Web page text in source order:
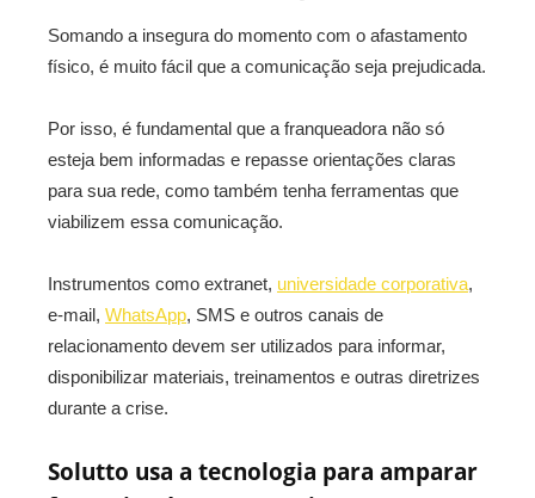
Somando a insegura do momento com o afastamento
físico, é muito fácil que a comunicação seja prejudicada.
Por isso, é fundamental que a franqueadora não só
esteja bem informadas e repasse orientações claras
para sua rede, como também tenha ferramentas que
viabilizem essa comunicação.
Instrumentos como extranet, universidade corporativa,
e-mail, WhatsApp, SMS e outros canais de
relacionamento devem ser utilizados para informar,
disponibilizar materiais, treinamentos e outras diretrizes
durante a crise.
Solutto usa a tecnologia para amparar